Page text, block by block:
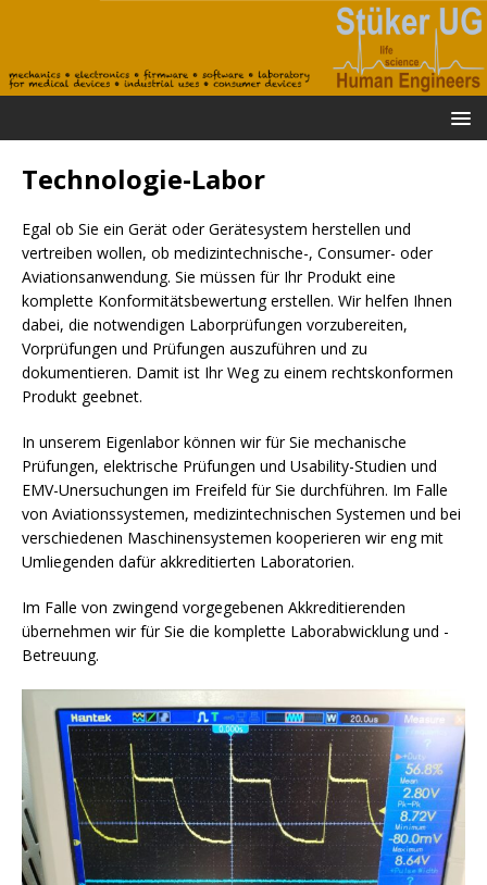
Technologie-Labor
Egal ob Sie ein Gerät oder Gerätesystem herstellen und
vertreiben wollen, ob medizintechnische-, Consumer- oder
Aviationsanwendung. Sie müssen für Ihr Produkt eine
komplette Konformitätsbewertung erstellen. Wir helfen Ihnen
dabei, die notwendigen Laborprüfungen vorzubereiten,
Vorprüfungen und Prüfungen auszuführen und zu
dokumentieren. Damit ist Ihr Weg zu einem rechtskonformen
Produkt geebnet.
In unserem Eigenlabor können wir für Sie mechanische
Prüfungen, elektrische Prüfungen und Usability-Studien und
EMV-Unersuchungen im Freifeld für Sie durchführen. Im Falle
von Aviationssystemen, medizintechnischen Systemen und bei
verschiedenen Maschinensystemen kooperieren wir eng mit
Umliegenden dafür akkreditierten Laboratorien.
Im Falle von zwingend vorgegebenen Akkreditierenden
übernehmen wir für Sie die komplette Laborabwicklung und -
Betreuung.